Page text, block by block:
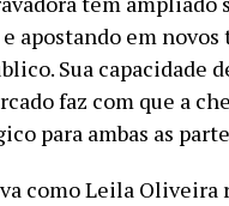
apostando em
Sua capacidade
faz com que a
para ambas as
como Leila Oliveira